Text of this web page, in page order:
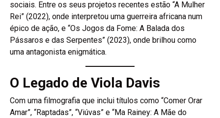
sociais. Entre os seus projetos recentes estão “A Mulher
Rei” (2022), onde interpretou uma guerreira africana num
épico de ação, e “Os Jogos da Fome: A Balada dos
Pássaros e das Serpentes” (2023), onde brilhou como
uma antagonista enigmática.
O Legado de Viola Davis
Com uma filmografia que inclui títulos como “Comer Orar
Amar”, “Raptadas”, “Viúvas” e “Ma Rainey: A Mãe do